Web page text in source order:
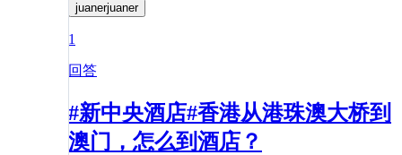
juanerjuaner
1
回答
#新中央酒店#香港从港珠澳大桥到
澳门，怎么到酒店？